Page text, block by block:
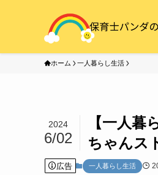
ホーム 一人暮らし生活
【一人
ちゃんス
2024
6/02
広告 一人暮らし生活